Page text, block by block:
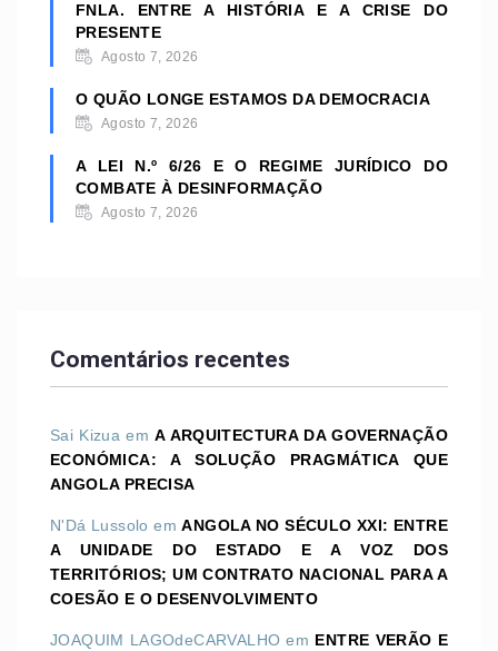
FNLA. ENTRE A HISTÓRIA E A CRISE DO
PRESENTE
Agosto 7, 2026
O QUÃO LONGE ESTAMOS DA DEMOCRACIA
Agosto 7, 2026
A LEI N.º 6/26 E O REGIME JURÍDICO DO
COMBATE À DESINFORMAÇÃO
Agosto 7, 2026
Comentários recentes
Sai Kizua emA ARQUITECTURA DA GOVERNAÇÃO
ECONÓMICA: A SOLUÇÃO PRAGMÁTICA QUE
ANGOLA PRECISA
N'Dá Lussolo emANGOLA NO SÉCULO XXI: ENTRE
A UNIDADE DO ESTADO E A VOZ DOS
TERRITÓRIOS; UM CONTRATO NACIONAL PARA A
COESÃO E O DESENVOLVIMENTO
JOAQUIM LAGOdeCARVALHO em ENTRE VERÃO E